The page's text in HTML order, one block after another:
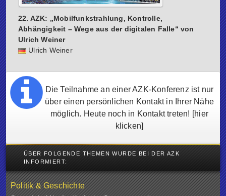
22. AZK: „Mobilfunkstrahlung, Kontrolle,
Abhängigkeit – Wege aus der digitalen Falle“ von
Ulrich Weiner
Ulrich Weiner
Die Teilnahme an einer AZK-Konferenz ist nur
über einen persönlichen Kontakt in Ihrer Nähe
möglich. Heute noch in Kontakt treten! [hier
klicken]
ÜBER FOLGENDE THEMEN WURDE BEI DER AZK
INFORMIERT:
Politik & Geschichte